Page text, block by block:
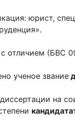
юрист,
отличием (БВС
ученое звание
на
кандидата